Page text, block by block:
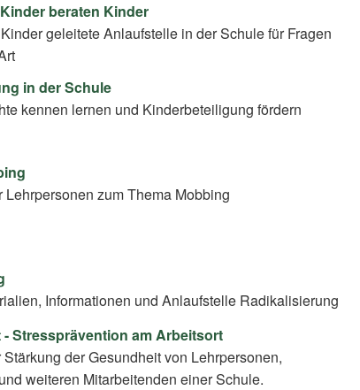
beraten Kinder
geleitete Anlaufstelle in der Schule für Fragen
in der Schule
kennen lernen und Kinderbeteiligung fördern
Lehrpersonen zum Thema Mobbing
Informationen und Anlaufstelle Radikalisierung
Stressprävention am Arbeitsort
der Gesundheit von Lehrpersonen,
weiteren Mitarbeitenden einer Schule.